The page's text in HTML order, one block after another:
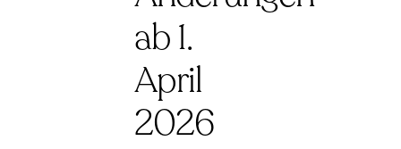
ab 1.
April
2026